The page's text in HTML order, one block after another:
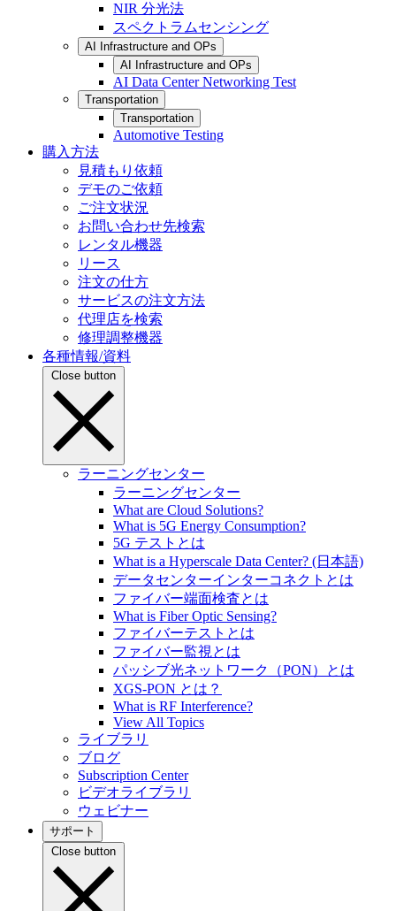
NIR 分光法
スペクトラムセンシング
AI Infrastructure and OPs
AI Infrastructure and OPs
AI Data Center Networking Test
Transportation
Transportation
Automotive Testing
購入方法
見積もり依頼
デモのご依頼
ご注文状況
お問い合わせ先検索
レンタル機器
リース
注文の仕方
サービスの注文方法
代理店を検索
修理調整機器
各種情報/資料
Close button
ラーニングセンター
ラーニングセンター
What are Cloud Solutions?
What is 5G Energy Consumption?
5G テストとは
What is a Hyperscale Data Center? (日本語)
データセンターインターコネクトとは
ファイバー端面検査とは
What is Fiber Optic Sensing?
ファイバーテストとは
ファイバー監視とは
パッシブ光ネットワーク（PON）とは
XGS-PON とは？
What is RF Interference?
View All Topics
ライブラリ
ブログ
Subscription Center
ビデオライブラリ
ウェビナー
サポート
Close button